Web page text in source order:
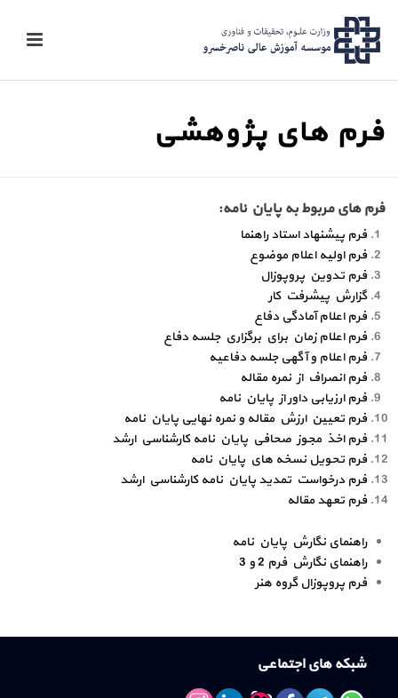
فرم های پژوهشی
فرم های مربوط به پایان نامه:
فرم پیشنهاد استاد راهنما
فرم اولیه اعلام موضوع
فرم تدوین پروپوزال
گزارش پیشرفت کار
فرم اعلام آمادگی دفاع
فرم اعلام زمان براي برگزاري جلسه دفاع
فرم اعلام و آگهی جلسه دفاعيه
فرم انصراف از نمره مقاله
فرم ارزیابی داور از پایان نامه
فرم تعیین ارزش مقاله و نمره نهایی پایان نامه
فرم اخذ مجوز صحافي پايان نامه کارشناسي ارشد
فرم تحويل نسخه هاي پايان نامه
فرم درخواست تمدید پايان نامه کارشناسي ارشد
فرم تعهد مقاله
راهنمای نگارش پایان نامه
راهنمای نگارش فرم 2 و 3
فرم پروپوزال گروه هنر
شبکه های اجتماعی